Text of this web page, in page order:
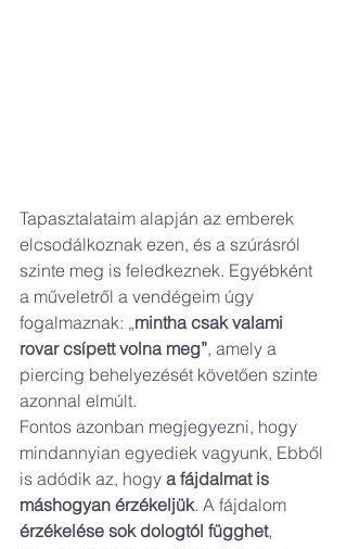
Tapasztalataim alapján az emberek
elcsodálkoznak ezen, és a szúrásról
szinte meg is feledkeznek. Egyébként
a műveletről a vendégeim úgy
fogalmaznak: „mintha csak valami
rovar csípett volna meg”, amely a
piercing behelyezését követően szinte
azonnal elmúlt.
Fontos azonban megjegyezni, hogy
mindannyian egyediek vagyunk, Ebből
is adódik az, hogy a fájdalmat is
máshogyan érzékeljük. A fájdalom
érzékelése sok dologtól függhet,